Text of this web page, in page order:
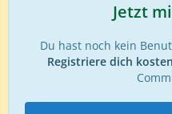
Jetzt
Du hast noch kein
Registriere dich